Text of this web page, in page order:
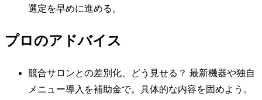
選定を早めに進める。
プロのアドバイス
競合サロンとの差別化、どう見せる？ 最新機器や独自
メニュー導入を補助金で。具体的な内容を固めよう。